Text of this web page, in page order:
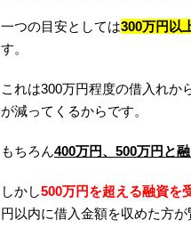
一つの目安としては300万円以
す。
これは300万円程度の借入れか
が減ってくるからです。
もちろん400万円、500万円と
しかし500万円を超える融資を
円以内に借入金額を収めた方が